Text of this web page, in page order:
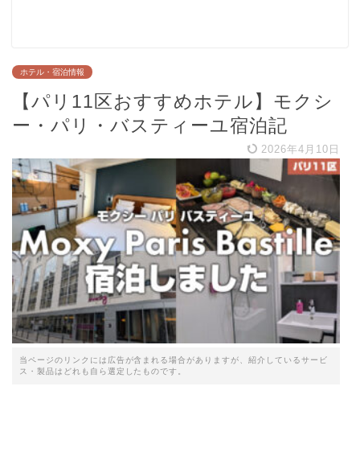
ホテル・宿泊情報
【パリ11区おすすめホテル】モクシ
ー・パリ・バスティーユ宿泊記
2026年4月10日
当ページのリンクには広告が含まれる場合がありますが、紹介しているサービ
ス・製品はどれも自ら選定したものです。